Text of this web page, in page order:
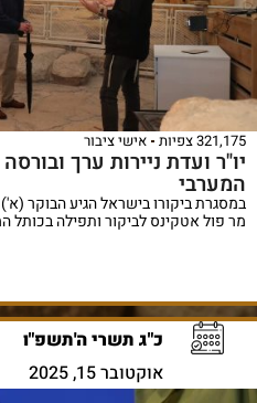
321,175 צפיות אישי ציבור
יו"ר ועדת ניירות ערך
המערבי
במסגרת ביקורו בישראל הגיע הבוקר
מר פול אטקינס לביקור ותפילה בכותל
כ"ג תשרי ה'תשפ"ו
אוקטובר 15, 2025